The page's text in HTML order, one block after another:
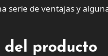
serie de ventajas y
del producto